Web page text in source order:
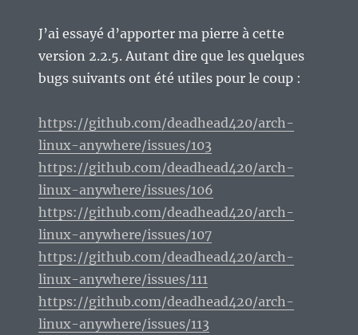
J’ai essayé d’apporter ma pierre à cette
version 2.2.5. Autant dire que les quelques
bugs suivants ont été utiles pour le coup :
https://github.com/deadhead420/arch-
linux-anywhere/issues/103
https://github.com/deadhead420/arch-
linux-anywhere/issues/106
https://github.com/deadhead420/arch-
linux-anywhere/issues/107
https://github.com/deadhead420/arch-
linux-anywhere/issues/111
https://github.com/deadhead420/arch-
linux-anywhere/issues/113